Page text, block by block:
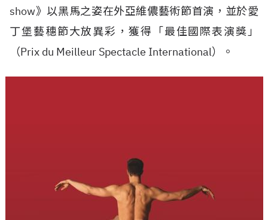
show》以黑馬之姿在外亞維儂藝術節首演，並於愛
丁堡藝穗節大放異彩，獲得「最佳國際表演獎」
（Prix du Meilleur Spectacle International） 。